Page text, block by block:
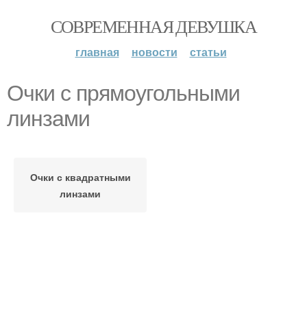
СОВРЕМЕННАЯ ДЕВУШКА
главная новости статьи
Очки с прямоугольными
линзами
Очки с квадратными
линзами